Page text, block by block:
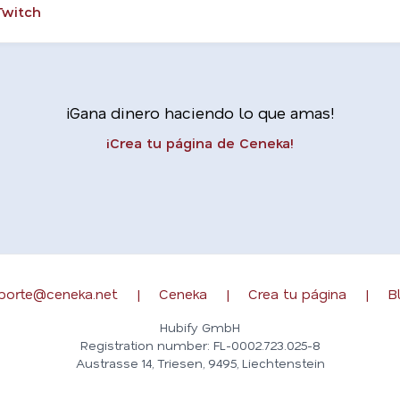
¡Gana dinero haciendo lo que amas!
¡Crea tu página de Ceneka!
| Ceneka | Crea tu página |
Hubify GmbH
Registration number: FL-0002.723.025-8
Austrasse 14, Triesen, 9495, Liechtenstein